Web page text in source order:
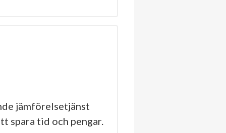
jämförelsetjänst
spara tid och pengar.